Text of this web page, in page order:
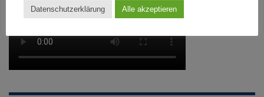
Datenschutzerklärung Alle akzeptieren